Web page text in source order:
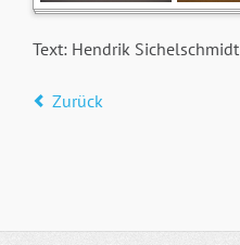
Text: Hendrik Sichelschmidt
Zurück